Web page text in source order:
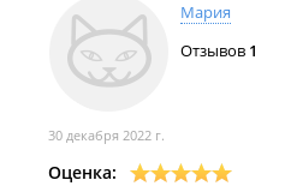
Мария
Отзывов 1
30 декабря 2022 г.
Оценка: